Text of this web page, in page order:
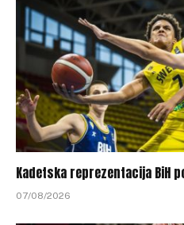
Kadetska reprezentacija BiH
07/08/2026